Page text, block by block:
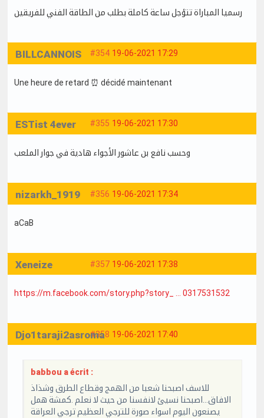
رسميا المباراة تتؤجل ساعة كاملة بطلب من الطاقة الفني للفريقين
#354 19-06-2021 17:29
BILLCANNOIS
Une heure de retard ⏰ décidé maintenant
#355 19-06-2021 17:30
ESTist 4ever
وحسب نافع بن عاشور الأجواء هادية في جوار الملعب
#356 19-06-2021 17:34
nizarkh_1919
aCaB
#357 19-06-2021 17:38
Xeneize
https://m.facebook.com/story.php?story_ … 0317531532
#358 19-06-2021 17:40
Djo1taraji2asroma
babbou a écrit :
للاسف اصبحنا شعبا من الهمج وقطاع الطرق وشذاذ
الافاق...اصبحنا نسيئ لانفسنا من حيث لا نعلم .كمشة همل
يصنعون اليوم اسواء صورة للترجي العظيم ترجي العراقة